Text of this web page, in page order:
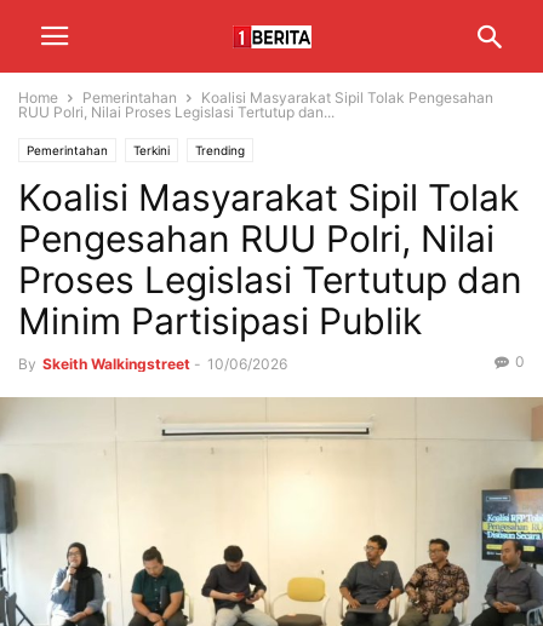
Home Pemerintahan
Koalisi Masyarakat Sipil Tolak Pengesahan
RUU Polri, Nilai Proses Legislasi Tertutup dan...
Pemerintahan Terkini Trending
Koalisi Masyarakat Sipil Tolak
Pengesahan RUU Polri, Nilai
Proses Legislasi Tertutup dan
Minim Partisipasi Publik
By Skeith Walkingstreet - 10/06/2026 0